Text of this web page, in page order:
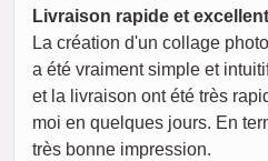
Livraison rapide et
La création d'un collage
a été vraiment simple et
et la livraison ont été très
moi en quelques jours. En
très bonne impression.